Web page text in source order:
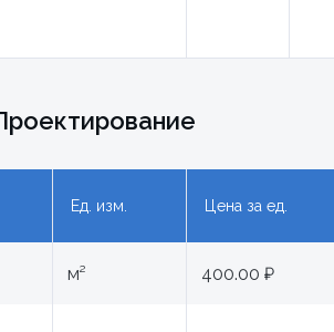
Ед. изм. Цена за ед.
м² 400.00 ₽